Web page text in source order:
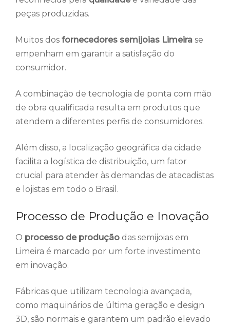
peças produzidas.
Muitos dos fornecedores semijoias Limeira se
empenham em garantir a satisfação do
consumidor.
A combinação de tecnologia de ponta com mão
de obra qualificada resulta em produtos que
atendem a diferentes perfis de consumidores.
Além disso, a localização geográfica da cidade
facilita a logística de distribuição, um fator
crucial para atender às demandas de atacadistas
e lojistas em todo o Brasil.
Processo de Produção e Inovação
O processo de produção das semijoias em
Limeira é marcado por um forte investimento
em inovação.
Fábricas que utilizam tecnologia avançada,
como maquinários de última geração e design
3D, são normais e garantem um padrão elevado